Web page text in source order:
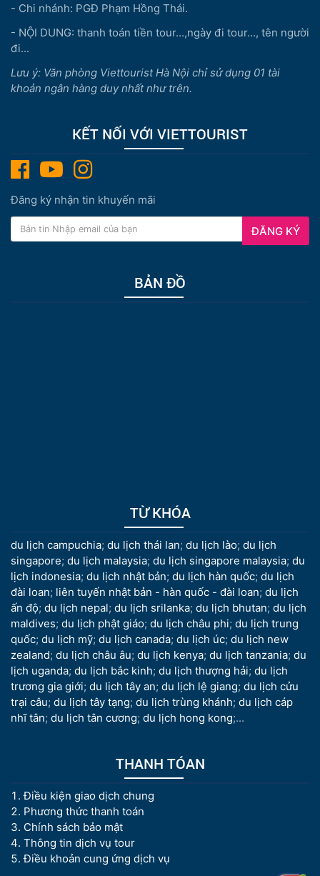
- Chi nhánh: PGĐ Phạm Hồng Thái.
- NỘI DUNG: thanh toán tiền tour...,ngày đi tour..., tên người
đi...
Lưu ý: Văn phòng Viettourist Hà Nội chỉ sử dụng 01 tài
khoản ngân hàng duy nhất như trên.
KẾT NỐI VỚI VIETTOURIST
Đăng ký nhận tin khuyến mãi
ĐĂNG KÝ
BẢN ĐỒ
TỪ KHÓA
du lịch campuchia; du lịch thái lan; du lịch lào; du lịch
singapore; du lịch malaysia; du lịch singapore malaysia; du
lịch indonesia; du lịch nhật bản; du lịch hàn quốc; du lịch
đài loan; liên tuyến nhật bản - hàn quốc - đài loan; du lịch
ấn độ; du lịch nepal; du lịch srilanka; du lịch bhutan; du lịch
maldives; du lịch phật giáo; du lịch châu phi; du lịch trung
quốc; du lịch mỹ; du lịch canada; du lịch úc; du lịch new
zealand; du lịch châu âu; du lịch kenya; du lịch tanzania; du
lịch uganda; du lịch bắc kinh; du lịch thượng hải; du lịch
trương gia giới; du lịch tây an; du lịch lệ giang; du lịch cửu
trại câu; du lịch tây tạng; du lịch trùng khánh; du lịch cáp
nhĩ tân; du lịch tân cương; du lịch hong kong;...
THANH TÓAN
Điều kiện giao dịch chung
Phương thức thanh toán
Chính sách bảo mật
Thông tin dịch vụ tour
Điều khoản cung ứng dịch vụ